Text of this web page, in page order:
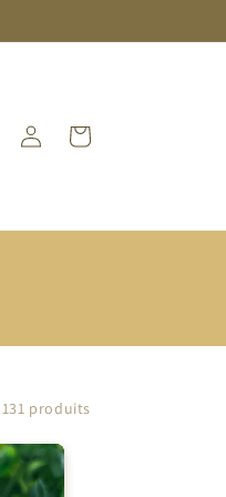
Connexion Panier
131 produits